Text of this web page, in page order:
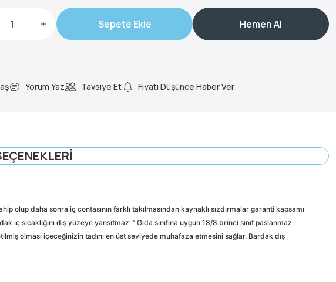
Sepete Ekle Hemen Al
Yorum Yaz Tavsiye Et Fiyatı Düşünce Haber Ver
daha sonra iç contasının farklı takılmasından kaynaklı sızdırmalar garanti kapsamı
dış yüzeye yansıtmaz ™ Gıda sınıfına uygun 18/8 brinci sınıf paslanmaz,
olması içeceğinizin tadını en üst seviyede muhafaza etmesini sağlar. Bardak dış